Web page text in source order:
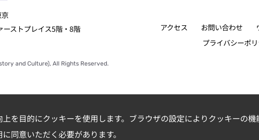
を目的にクッキーを使用します。ブラウザの設定によりクッキーの
同意いただく必要があります。
ストプレイス5階・8階
アクセス お問い合わせ
プライバシーポ
and Culture), All Rights Reserved.